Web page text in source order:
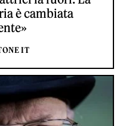
è cambiata
IT